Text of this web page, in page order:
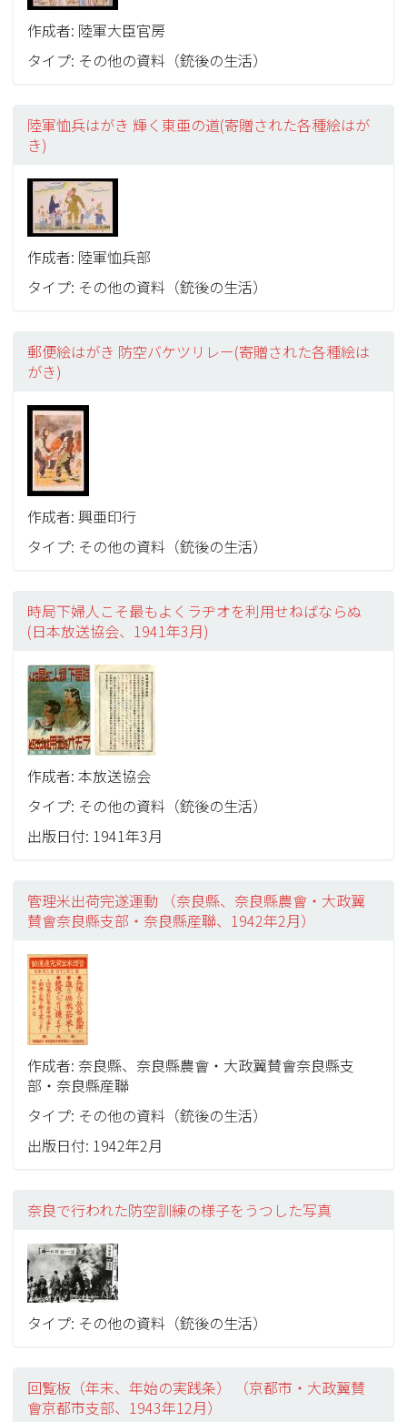
作成者: 陸軍大臣官房
タイプ: その他の資料（銃後の生活）
陸軍恤兵はがき 輝く東亜の道(寄贈された各種絵はが
き)
作成者: 陸軍恤兵部
タイプ: その他の資料（銃後の生活）
郵便絵はがき 防空バケツリレー(寄贈された各種絵は
がき)
作成者: 興亜印行
タイプ: その他の資料（銃後の生活）
時局下婦人こそ最もよくラヂオを利用せねばならぬ
(日本放送協会、1941年3月)
作成者: 本放送協会
タイプ: その他の資料（銃後の生活）
出版日付: 1941年3月
管理米出荷完遂運動 （奈良縣、奈良縣農會・大政翼
賛會奈良縣支部・奈良縣産聯、1942年2月）
作成者: 奈良縣、奈良縣農會・大政翼賛會奈良縣支
部・奈良縣産聯
タイプ: その他の資料（銃後の生活）
出版日付: 1942年2月
奈良で行われた防空訓練の様子をうつした写真
タイプ: その他の資料（銃後の生活）
回覧板（年末、年始の実践条） （京都市・大政翼賛
會京都市支部、1943年12月）